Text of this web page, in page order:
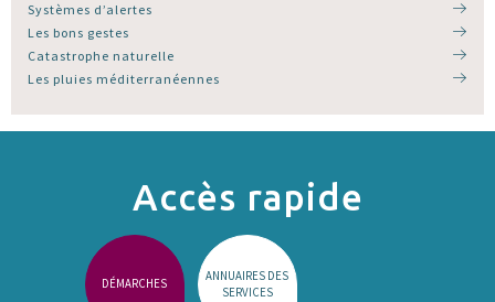
Systèmes d’alertes
Les bons gestes
Catastrophe naturelle
Les pluies méditerranéennes
Accès rapide
DÉMARCHES
ANNUAIRES DES
SERVICES